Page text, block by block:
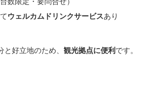
ウェルカムドリンクサービスあり
好立地のため、 観光拠点に便利 です。